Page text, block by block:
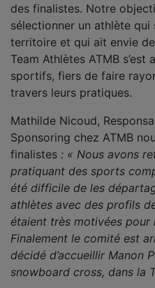
des finalistes. Notre
sélectionner un athlète
territoire et qui ait envie
Team Athlètes ATMB
sportifs, fiers de faire
travers leurs pratiques.
Mathilde Nicoud,
Sponsoring chez ATMB
finalistes : « Nous avons
pratiquant des sports
été difficile de les
athlètes avec des profils
étaient très motivées pour
Finalement le comité est
décidé d’accueillir Manon
snowboard cross, dans la